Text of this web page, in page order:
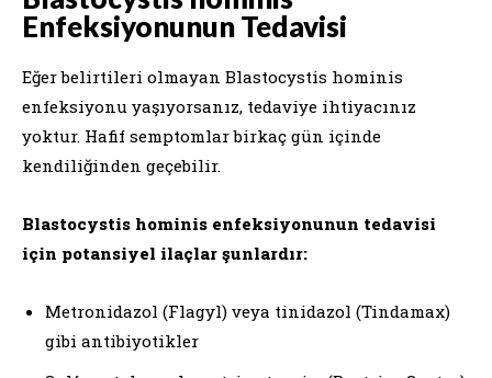
Enfeksiyonunun Tedavisi
Eğer belirtileri olmayan Blastocystis hominis
enfeksiyonu yaşıyorsanız, tedaviye ihtiyacınız
yoktur. Hafif semptomlar birkaç gün içinde
kendiliğinden geçebilir.
Blastocystis hominis enfeksiyonunun tedavisi
için potansiyel ilaçlar şunlardır:
Metronidazol (Flagyl) veya tinidazol (Tindamax)
gibi antibiyotikler